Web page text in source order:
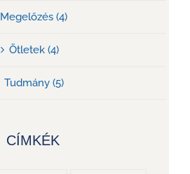
Megelőzés (4)
Ötletek (4)
Tudmány (5)
CÍMKÉK